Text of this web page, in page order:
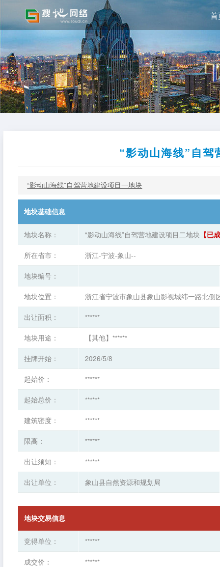
首
“影动山海线”自驾
“影动山海线”自驾营地建设项目一地块
地块基础信息
地块名称： “影动山海线”自驾营地建设项目二地块 【已
所在省市： 浙江-宁波-象山--
地块编号：
地块位置： 浙江省宁波市象山县象山影视城纬一路北侧
出让面积： ******
地块用途： 【其他】******
挂牌开始： 2026/5/8
起始价： ******
起始总价： ******
建筑密度： ******
限高： ******
出让须知： ******
出让单位： 象山县自然资源和规划局
地块交易信息
竞得单位： ******
成交价： ******